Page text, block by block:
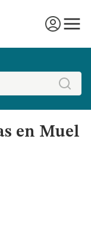
en Muel